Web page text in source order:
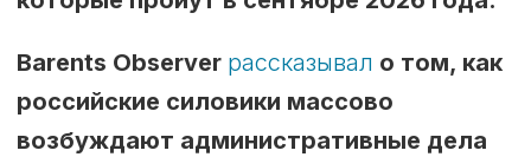
Barents Observer рассказывал о том, как
российские силовики массово
возбуждают административные дела